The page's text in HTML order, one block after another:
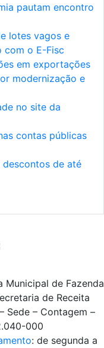
pautam encontro
lotes vagos e
com o E-Fisc
em exportações
modernização e
no site da
contas públicas
descontos de até
Municipal de Fazenda
de Receita
Sede – Contagem –
000
: de segunda a